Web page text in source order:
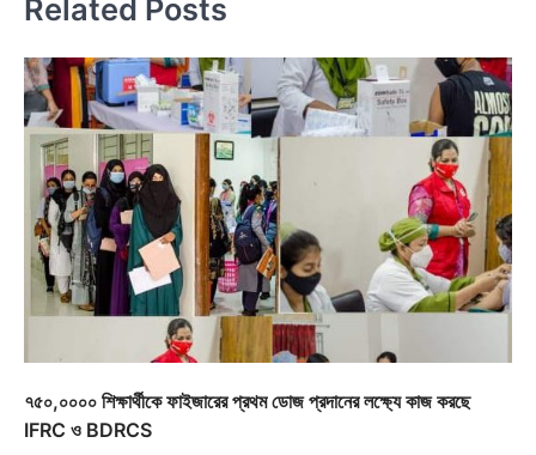
Related Posts
৭৫০,০০০০ শিক্ষার্থীকে ফাইজারের প্রথম ডোজ প্রদানের লক্ষ্যে কাজ করছে
IFRC ও BDRCS